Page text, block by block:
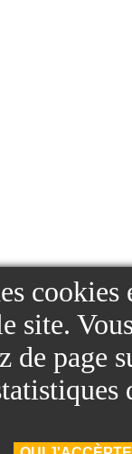
site.
de page